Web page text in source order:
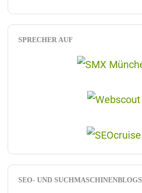
SPRECHER AUF
SEO- UND SUCHMASCHINENBLOGS